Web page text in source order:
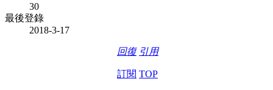
30
最後登錄
2018-3-17
回復 引用
訂閱 TOP